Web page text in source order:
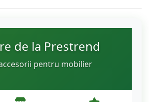
de la Prestrend
pentru mobilier